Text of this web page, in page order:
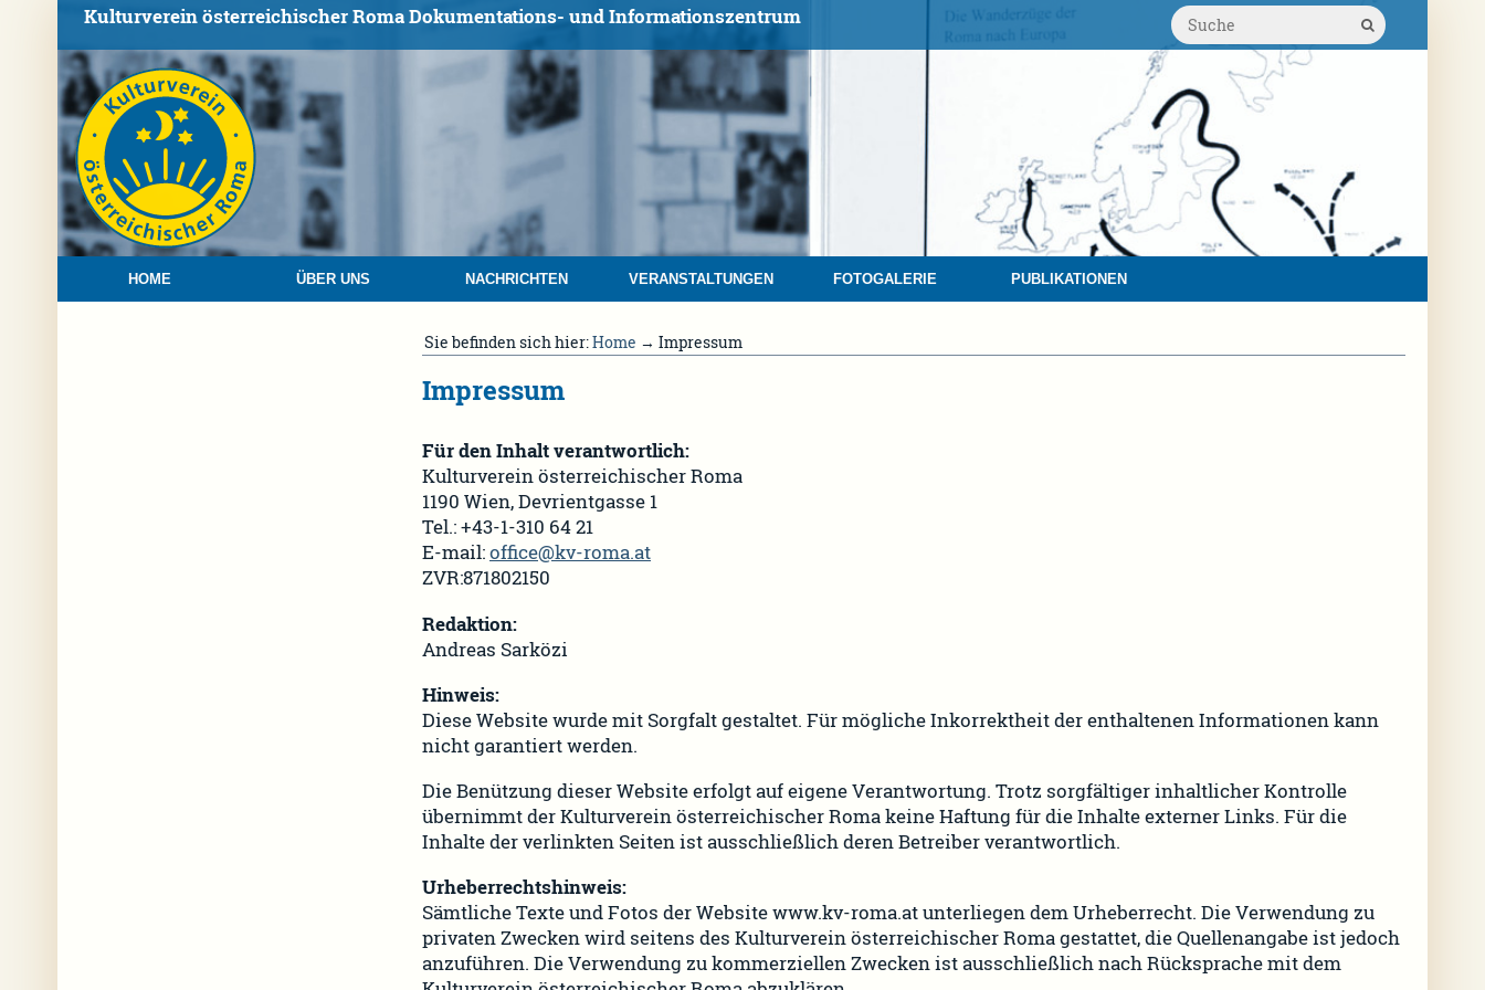
Kulturverein österreichischer Roma Dokumentations- und Informationszentrum
HOME ÜBER UNS NACHRICHTEN VERANSTALTUNGEN FOTOGALERIE PUBLIKATIONEN
Sie befinden sich hier:Home → Impressum
Impressum
Für den Inhalt verantwortlich:
Kulturverein österreichischer Roma
1190 Wien, Devrientgasse 1
Tel.: +43-1-310 64 21
E-mail:office@kv-roma.at
ZVR:871802150
Redaktion:
Andreas Sarközi
Hinweis:
Diese Website wurde mit Sorgfalt gestaltet. Für mögliche Inkorrektheit der enthaltenen Informationen kann
nicht garantiert werden.
Die Benützung dieser Website erfolgt auf eigene Verantwortung. Trotz sorgfältiger inhaltlicher Kontrolle
übernimmt der Kulturverein österreichischer Roma keine Haftung für die Inhalte externer Links. Für die
Inhalte der verlinkten Seiten ist ausschließlich deren Betreiber verantwortlich.
Urheberrechtshinweis:
Sämtliche Texte und Fotos der Website www.kv-roma.at unterliegen dem Urheberrecht. Die Verwendung zu
privaten Zwecken wird seitens des Kulturverein österreichischer Roma gestattet, die Quellenangabe ist jedoch
anzuführen. Die Verwendung zu kommerziellen Zwecken ist ausschließlich nach Rücksprache mit dem